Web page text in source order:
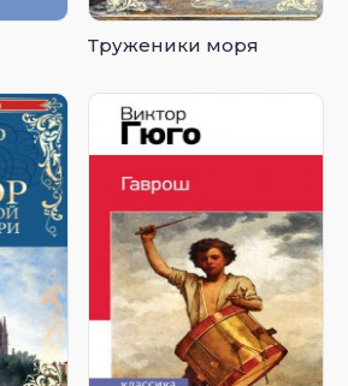
Труженики моря